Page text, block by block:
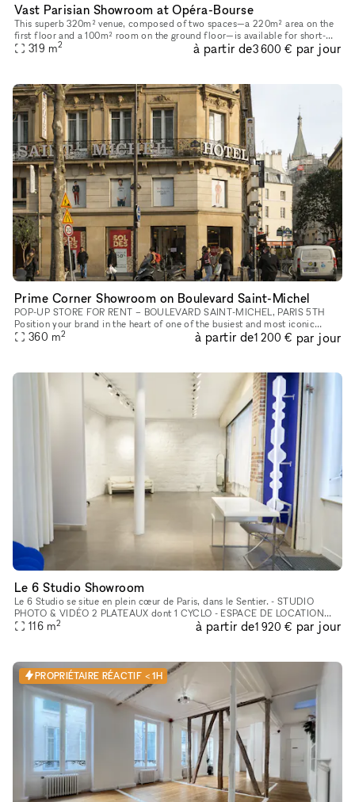
Vast Parisian Showroom at Opéra-Bourse
This superb 320m² venue, composed of two spaces—a 220m² area on the
first floor and a 100m² room on the ground floor—is available for short-
term rental to host your Showrooms, Pop-Up Stores, Temporar
319 m2 à partir de3 600 € par jour
Prime Corner Showroom on Boulevard Saint-Michel
POP-UP STORE FOR RENT – BOULEVARD SAINT-MICHEL, PARIS 5TH
Position your brand in the heart of one of the busiest and most iconic
locations on Paris’s Left Bank. This retail space enjoys a prime loc
360 m2 à partir de1 200 € par jour
Le 6 Studio Showroom
Le 6 Studio se situe en plein cœur de Paris, dans le Sentier. - STUDIO
PHOTO & VIDÉO 2 PLATEAUX dont 1 CYCLO - ESPACE DE LOCATION
POUR SHOWROOMS / EXPOSITIONS / CASTINGS
116 m2 à partir de1 920 € par jour
PROPRIÉTAIRE RÉACTIF < 1H